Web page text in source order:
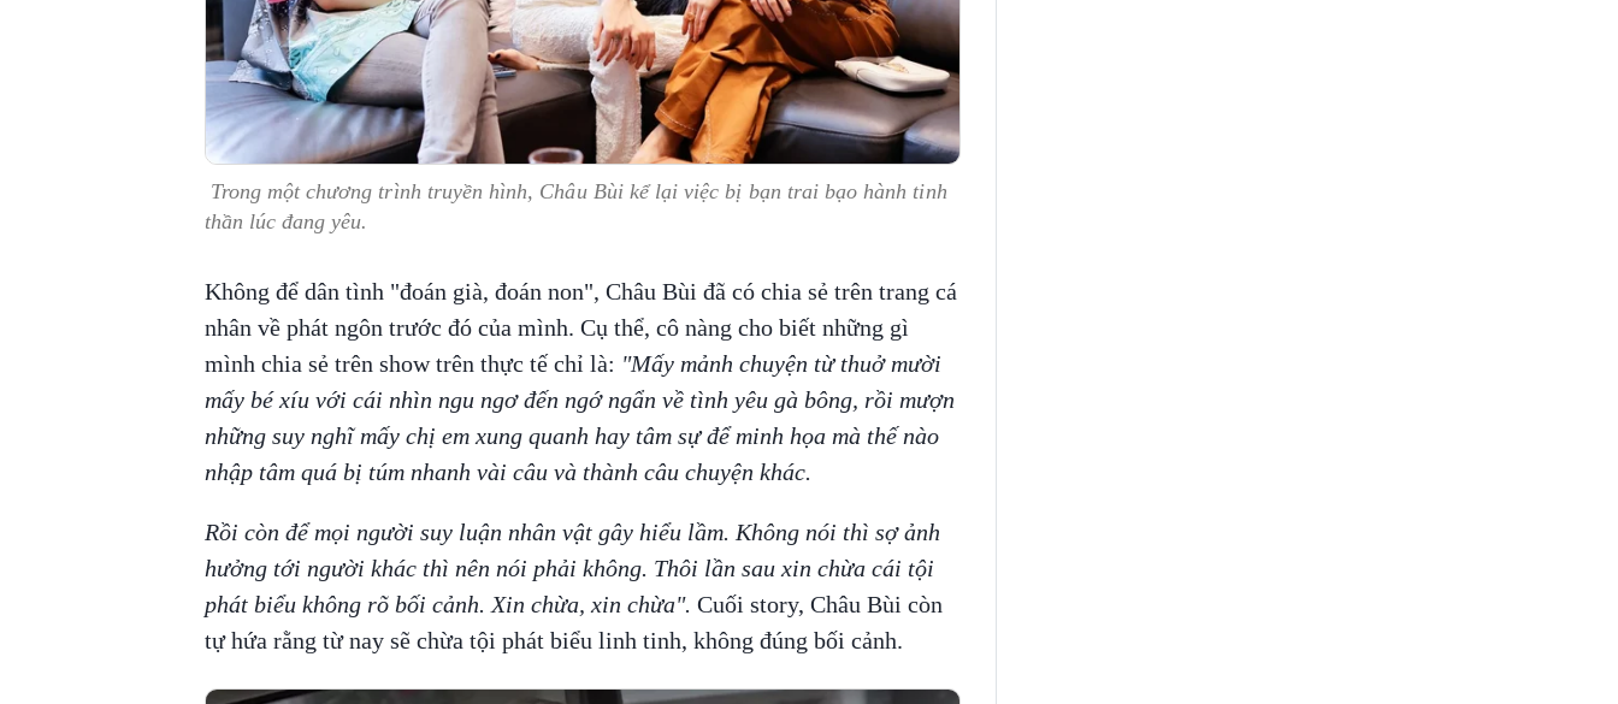
Trong một chương trình truyền hình, Châu Bùi kể lại việc bị bạn trai bạo hành tinh
thần lúc đang yêu.
Không để dân tình "đoán già, đoán non", Châu Bùi đã có chia sẻ trên trang cá
nhân về phát ngôn trước đó của mình. Cụ thể, cô nàng cho biết những gì
mình chia sẻ trên show trên thực tế chỉ là: "Mấy mảnh chuyện từ thuở mười
mấy bé xíu với cái nhìn ngu ngơ đến ngớ ngẩn về tình yêu gà bông, rồi mượn
những suy nghĩ mấy chị em xung quanh hay tâm sự để minh họa mà thế nào
nhập tâm quá bị túm nhanh vài câu và thành câu chuyện khác.
Rồi còn để mọi người suy luận nhân vật gây hiểu lầm. Không nói thì sợ ảnh
hưởng tới người khác thì nên nói phải không. Thôi lần sau xin chừa cái tội
phát biểu không rõ bối cảnh. Xin chừa, xin chừa". Cuối story, Châu Bùi còn
tự hứa rằng từ nay sẽ chừa tội phát biểu linh tinh, không đúng bối cảnh.